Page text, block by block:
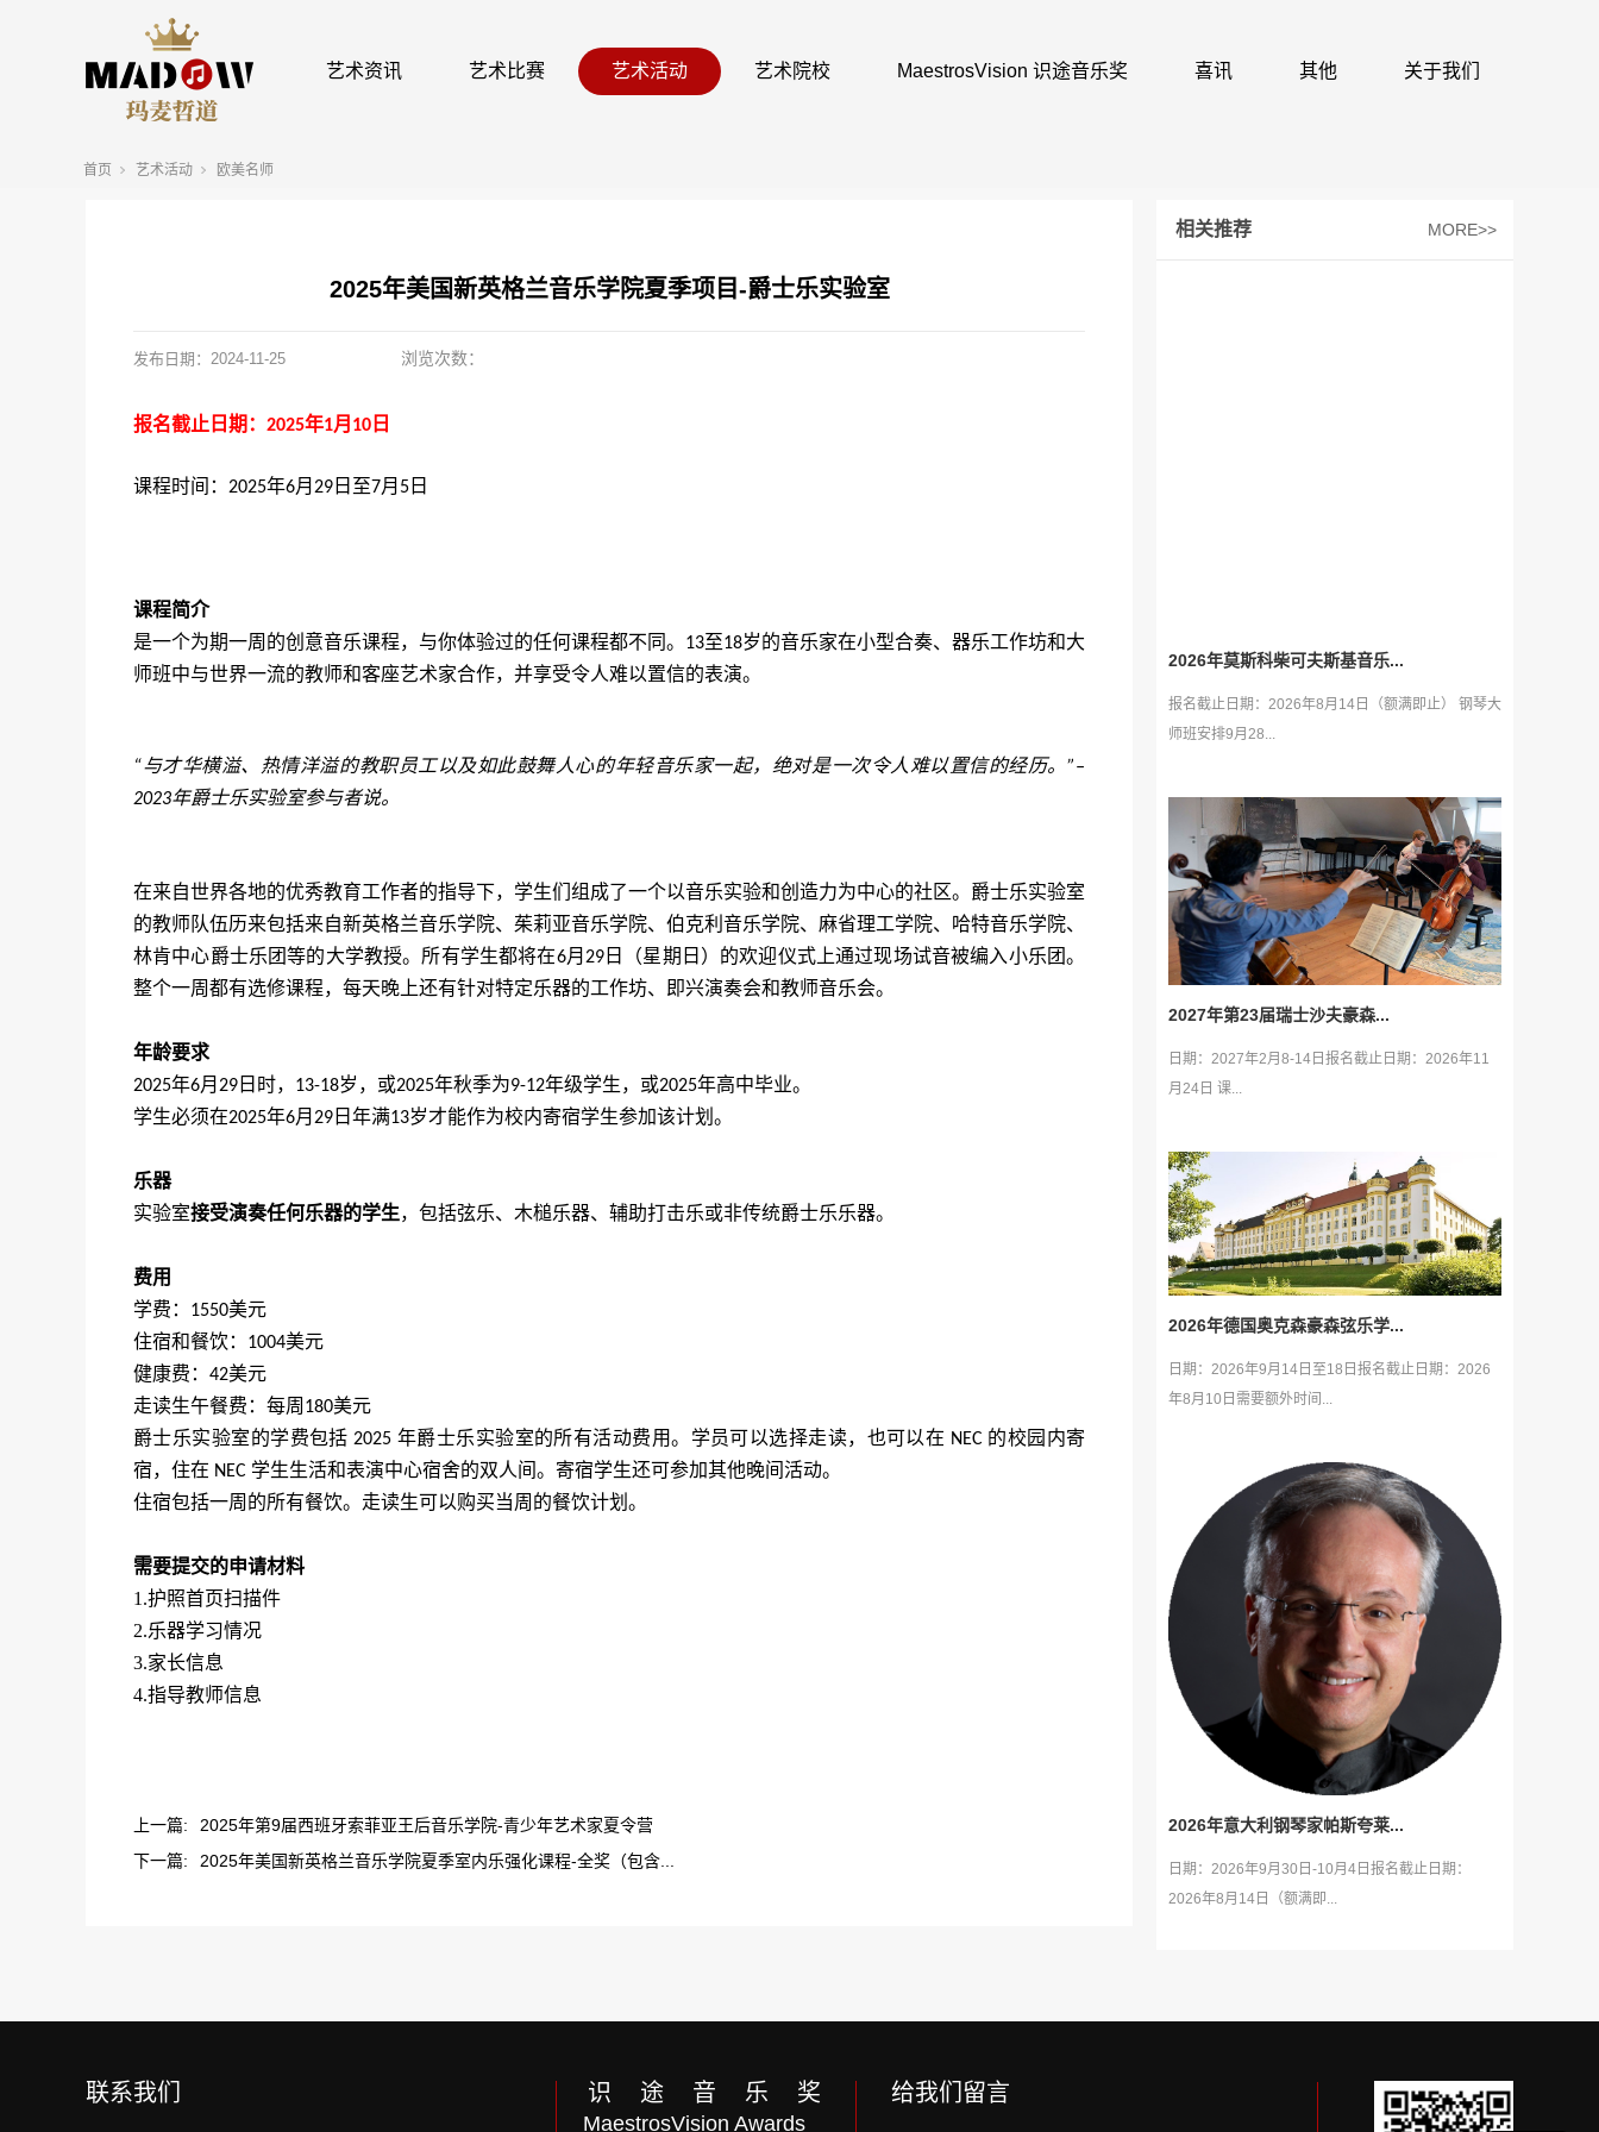
艺术资讯 艺术比赛 艺术活动 艺术院校 MaestrosVision 识途音乐奖 喜讯 其他 关于我们
首页 艺术活动 欧美名师
2025年美国新英格兰音乐学院夏季项目-爵士乐实验室
发布日期： 2024-11-25 浏览次数：
报名截止日期： 2025年1月 10 日
课程时间： 2025年6月 29 日至7月 5 日
课程简介
是一个为期一周的创意音乐课程，与你体验过的任何课程都不同。 13至18岁的音乐家在小型合奏、器乐工作坊和大
师班中与世界一流的教师和客座艺术家合作，并享受令人难以置信的表演。
“与才华横溢、热情洋溢的教职员工以及如此鼓舞人心的年轻音乐家一起，绝对是一次令人难以置信的经历。”–
2023年爵士乐实验室参与者说。
在来自世界各地的优秀教育工作者的指导下，学生们组成了一个以音乐实验和创造力为中心的社区。爵士乐实验室
的教师队伍历来包括来自新英格兰音乐学院、茱莉亚音乐学院、伯克利音乐学院、麻省理工学院、哈特音乐学院、
林肯中心爵士乐团等的大学教授。所有学生都将在6月 29日（星期日）的欢迎仪式上通过现场试音被编入小乐团。
整个一周都有选修课程，每天晚上还有针对特定乐器的工作坊、即兴演奏会和教师音乐会。
年龄要求
2025年6月 29 日 时， 13-18岁，或2025年秋季为9-12年级学生，或2025年高中毕业。
学生必须在2025年6月 29 日年满13岁才能作为校内寄宿学生参加该计划 。
乐器
实验室接受演奏任何乐器的学生，包括弦乐、木槌乐器、辅助打击乐或非传统爵士乐乐器。
费用
学费： 1550美元
住宿和餐饮： 1004美元
健康费： 42美元
走读生午餐费：每周 180美元
爵士乐实验室的学费包括 2025 年爵士乐实验室的所有活动费用。学员可以选择走读，也可以在 NEC 的校园内寄
宿，住在 NEC 学生生活和表演中心宿舍的双人间。寄宿学生还可参加其他晚间活动。
住宿包括一周的所有餐饮。走读生可以购买当周的餐饮计划。
需要提交的申请材料
1.护照首页扫描件
2.乐器学习情况
3.家长信息
4.指导教师信息
上一篇:
2025年第9届西班牙索菲亚王后音乐学院-青少年艺术家夏令营
下一篇:
2025年美国新英格兰音乐学院夏季室内乐强化课程-全奖（包含...
相关推荐 MORE>>
2026年莫斯科柴可夫斯基音乐...
报名截止日期：2026年8月14日（额满即止） 钢琴大
师班安排9月28...
2027年第23届瑞士沙夫豪森...
日期：2027年2月8-14日报名截止日期：2026年11
月24日 课...
2026年德国奥克森豪森弦乐学...
日期：2026年9月14日至18日报名截止日期：2026
年8月10日需要额外时间...
2026年意大利钢琴家帕斯夸莱...
日期：2026年9月30日-10月4日报名截止日期：
2026年8月14日（额满即...
联系我们 识 途 音 乐 奖
MaestrosVision Awards
给我们留言